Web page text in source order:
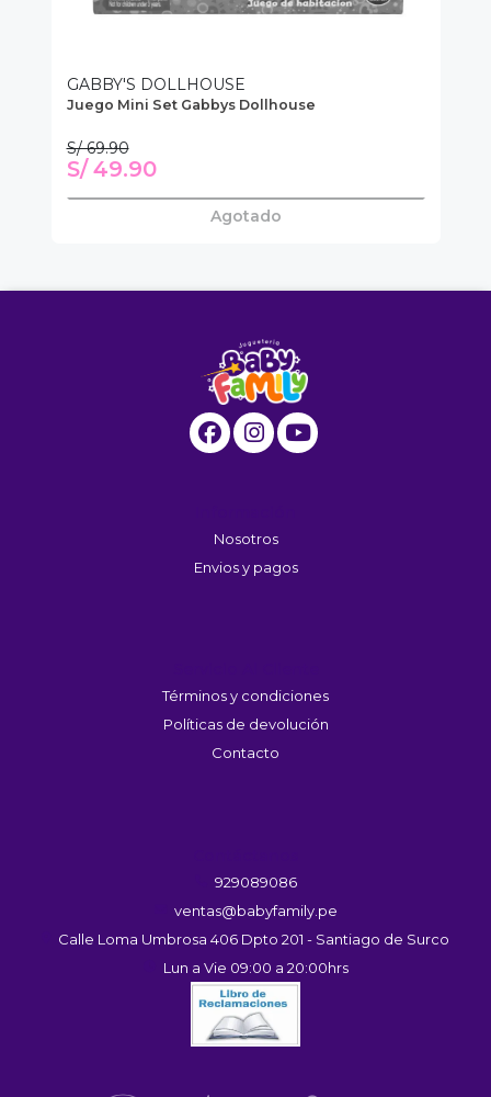
GABBY'S DOLLHOUSE
Juego Mini Set Gabbys Dollhouse
S/ 69.90
S/ 49.90
Agotado
Nosotros
Envios y pagos
Términos y condiciones
Políticas de devolución
Contacto
929089086
ventas@babyfamily.pe
Calle Loma Umbrosa 406 Dpto 201 - Santiago de Surco
Lun a Vie 09:00 a 20:00hrs